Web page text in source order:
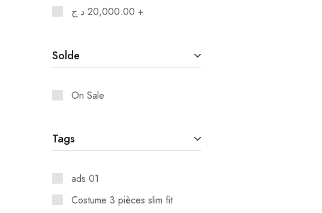
20,000.00 د.ج +
Solde
On Sale
Tags
ads 01
Costume 3 pièces slim fit